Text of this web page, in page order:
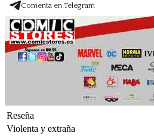
Comenta en Telegram
Reseña
Violenta y extraña